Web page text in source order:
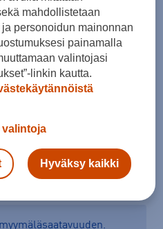
XL
myymälästä
mahdollistetaan
personoidun mainonnan
painamalla
valintojasi
linkin kautta.
valintoja
Hyväksy kaikki